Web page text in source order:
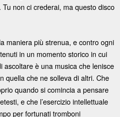
non ci crederai, ma questo disco
maniera più strenua, e contro ogni
in un momento storico in cui
ascoltare è una musica che lenisce
quella che ne solleva di altri. Che
quando si comincia a pensare
e che l’esercizio intellettuale
per fortunati tromboni